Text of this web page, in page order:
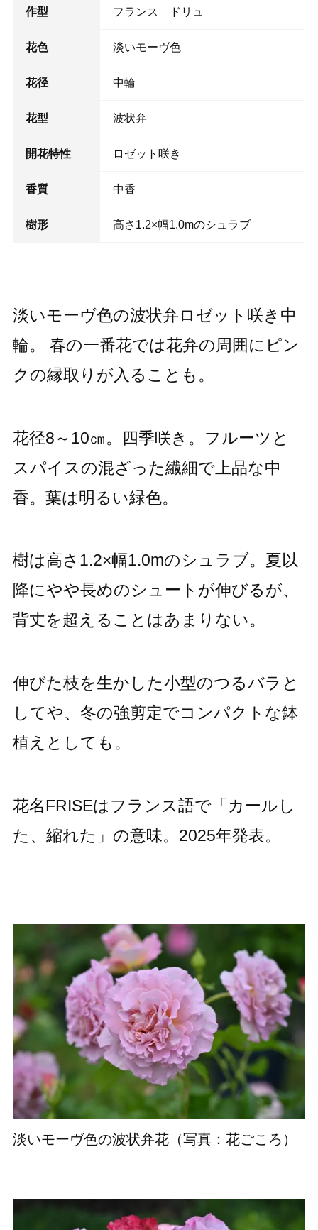
作型 フランス ドリュ
花色 淡いモーヴ色
花径 中輪
花型 波状弁
開花特性 ロゼット咲き
香質 中香
樹形 高さ1.2×幅1.0mのシュラブ
淡いモーヴ色の波状弁ロゼット咲き中
輪。 春の一番花では花弁の周囲にピン
クの縁取りが入ることも。
花径8～10㎝。四季咲き。フルーツと
スパイスの混ざった繊細で上品な中
香。葉は明るい緑色。
樹は高さ1.2×幅1.0mのシュラブ。夏以
降にやや長めのシュートが伸びるが、
背丈を超えることはあまりない。
伸びた枝を生かした小型のつるバラと
してや、冬の強剪定でコンパクトな鉢
植えとしても。
花名FRISEはフランス語で「カールし
た、縮れた」の意味。2025年発表。
淡いモーヴ色の波状弁花（写真：花ごころ）